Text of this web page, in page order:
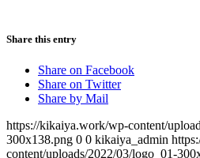
Share this entry
Share on Facebook
Share on Twitter
Share by Mail
https://kikaiya.work/wp-content/
300x138.png 0 0 kikaiya_admin
content/uploads/2022/03/logo_01-